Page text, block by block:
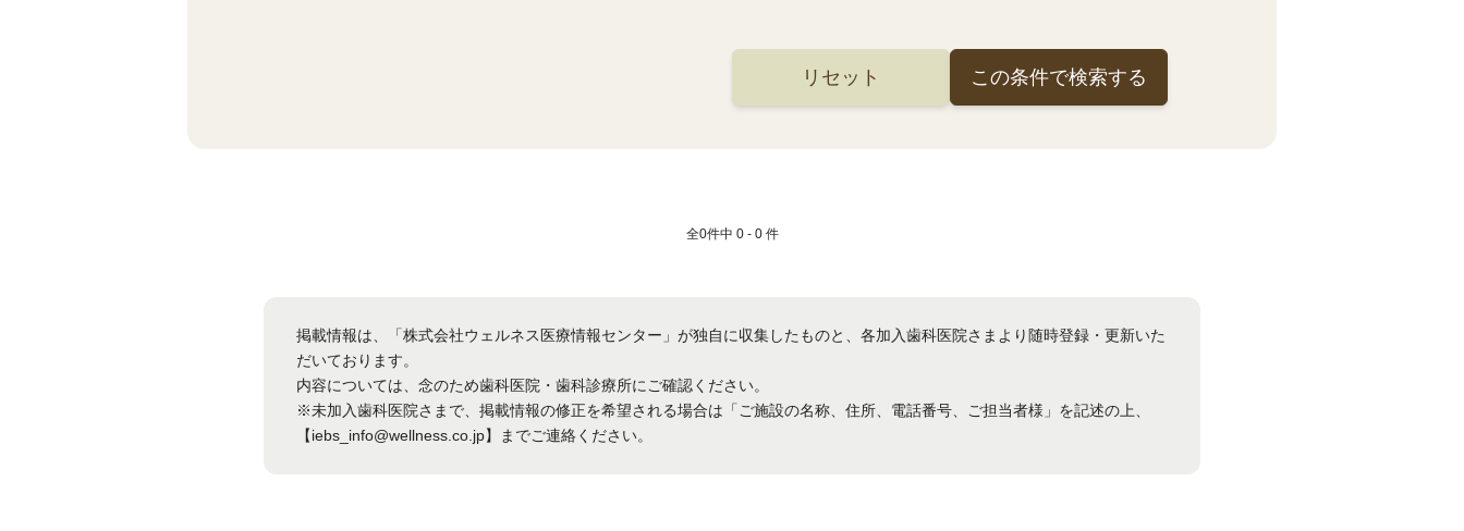
リセット この条件で検索する
全0件中 0 - 0 件
掲載情報は、「株式会社ウェルネス医療情報センター」が独自に収集したものと、各加入歯科医院さまより随時登録・更新いた
だいております。
内容については、念のため歯科医院・歯科診療所にご確認ください。
※未加入歯科医院さまで、掲載情報の修正を希望される場合は「ご施設の名称、住所、電話番号、ご担当者様」を記述の上、
【iebs_info@wellness.co.jp】までご連絡ください。